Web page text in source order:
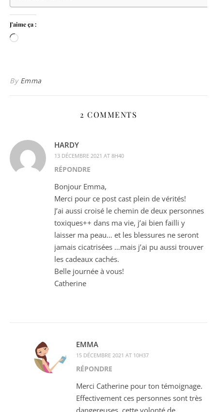
J’aime ça :
Chargement…
By Emma
2 COMMENTS
HARDY
13 DÉCEMBRE 2021 AT 8H40
RÉPONDRE
Bonjour Emma,
Merci pour ce post cast plein de vérités!
J’ai aussi croisé le chemin de deux personnes
toxiques++ dans ma vie, j’ai bien failli y
laisser ma peau… et les blessures ne seront
jamais cicatrisées …mais j’ai pu aussi trouver
les cadeaux cachés.
Belle journée à vous!
Catherine
EMMA
15 DÉCEMBRE 2021 AT 10H37
RÉPONDRE
Merci Catherine pour ton témoignage.
Effectivement ces personnes sont très
dangereuses, cette volonté de